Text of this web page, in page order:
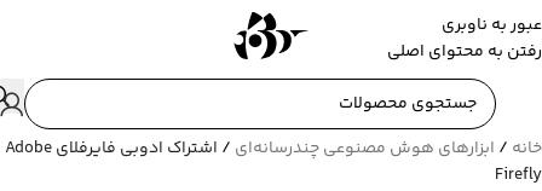
عبور به ناوبری
رفتن به محتوای اصلی
خانه / ابزارهای هوش مصنوعی چندرسانه‌ای /
اشتراک ادوبی فایرفلای Adobe
Firefly